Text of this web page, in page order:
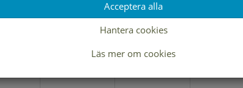
Acceptera alla
Hantera cookies
Läs mer om cookies